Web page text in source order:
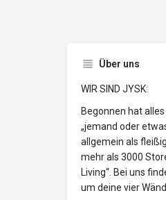
Über uns
WIR SIND JYSK:
Begonnen hat
„jemand oder
allgemein als
mehr als 3000
Living“. Bei uns
um deine vier